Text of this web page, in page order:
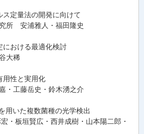
ス定量法の開発に向けて
所 安浦雅人・福田隆史
における最適化検討
大稀
用性と実用化
工藤岳史・鈴木湧之介
用いた複数菌種の光学検出
・板垣賢広・西井成樹・山本陽二郎・